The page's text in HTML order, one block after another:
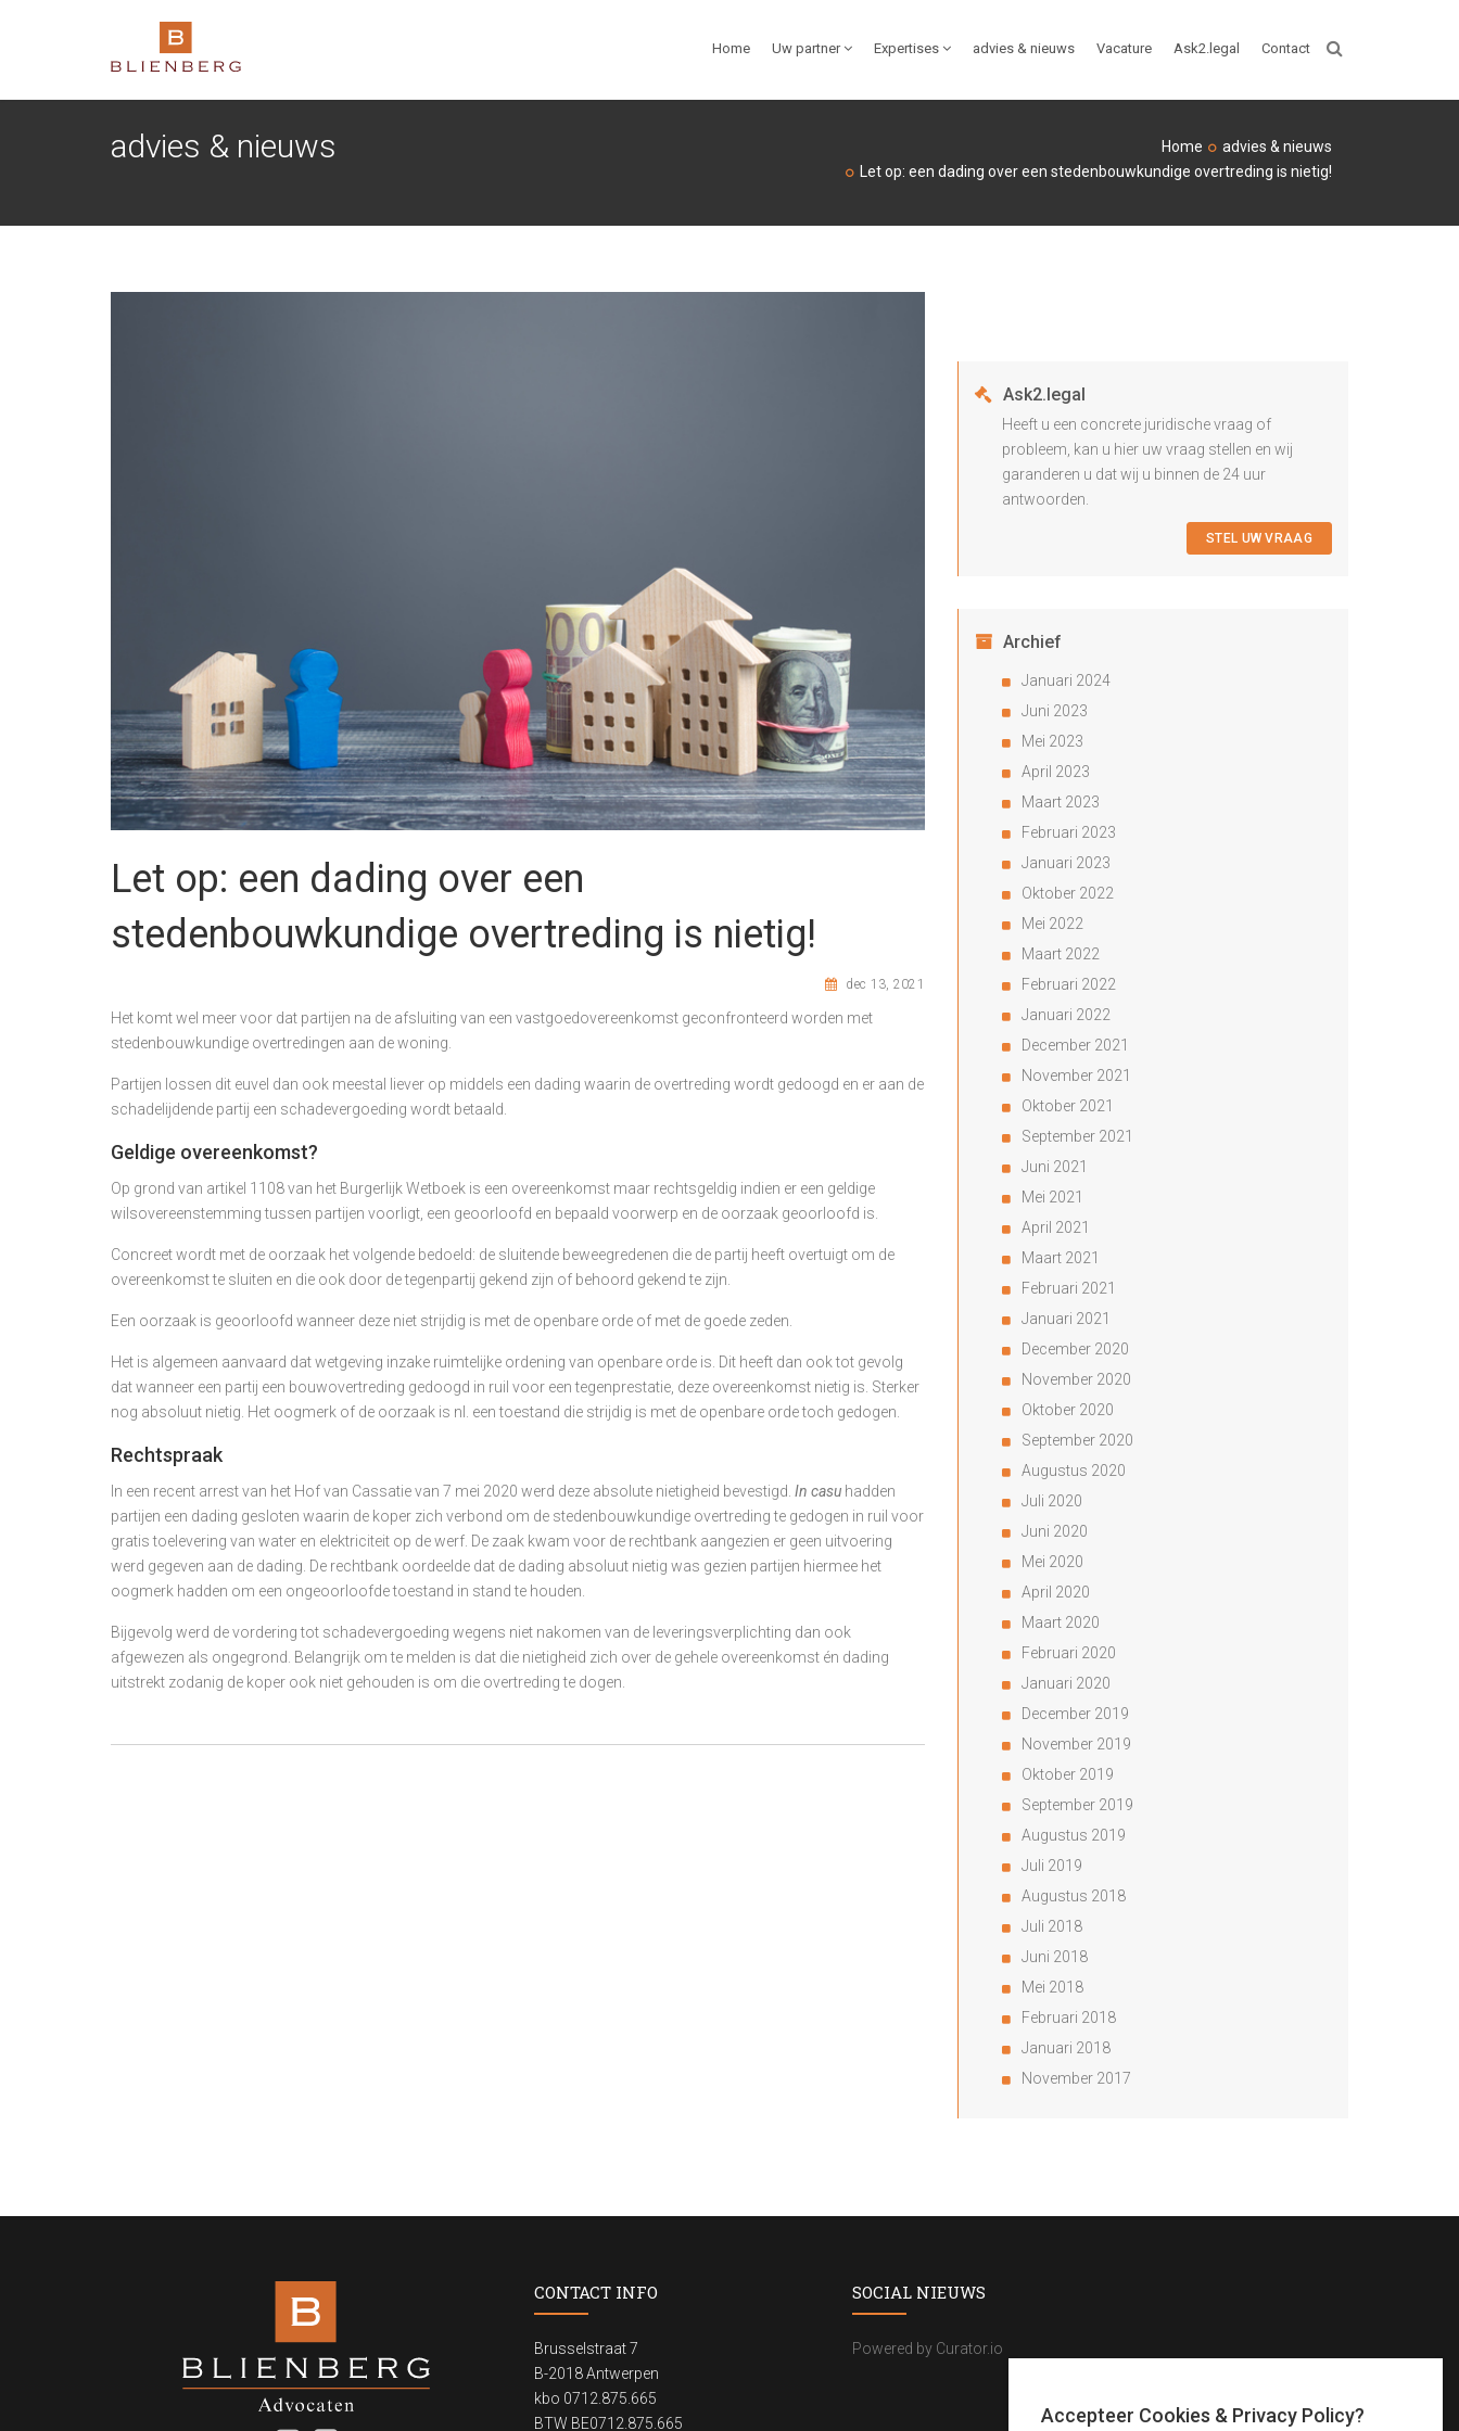
Home Uw partner Expertises advies & nieuws Vacature Ask2.legal Contact
advies & nieuws Home
advies & nieuws
Let op: een dading over een stedenbouwkundige overtreding is nietig!
Let op: een dading over een
stedenbouwkundige overtreding is nietig!
dec 13, 2021
Het komt wel meer voor dat partijen na de afsluiting van een vastgoedovereenkomst geconfronteerd worden met
stedenbouwkundige overtredingen aan de woning.
Partijen lossen dit euvel dan ook meestal liever op middels een dading waarin de overtreding wordt gedoogd en er aan de
schadelijdende partij een schadevergoeding wordt betaald.
Geldige overeenkomst?
Op grond van artikel 1108 van het Burgerlijk Wetboek is een overeenkomst maar rechtsgeldig indien er een geldige
wilsovereenstemming tussen partijen voorligt, een geoorloofd en bepaald voorwerp en de oorzaak geoorloofd is.
Concreet wordt met de oorzaak het volgende bedoeld: de sluitende beweegredenen die de partij heeft overtuigt om de
overeenkomst te sluiten en die ook door de tegenpartij gekend zijn of behoord gekend te zijn.
Een oorzaak is geoorloofd wanneer deze niet strijdig is met de openbare orde of met de goede zeden.
Het is algemeen aanvaard dat wetgeving inzake ruimtelijke ordening van openbare orde is. Dit heeft dan ook tot gevolg
dat wanneer een partij een bouwovertreding gedoogd in ruil voor een tegenprestatie, deze overeenkomst nietig is. Sterker
nog absoluut nietig. Het oogmerk of de oorzaak is nl. een toestand die strijdig is met de openbare orde toch gedogen.
Rechtspraak
In een recent arrest van het Hof van Cassatie van 7 mei 2020 werd deze absolute nietigheid bevestigd. In casu hadden
partijen een dading gesloten waarin de koper zich verbond om de stedenbouwkundige overtreding te gedogen in ruil voor
gratis toelevering van water en elektriciteit op de werf. De zaak kwam voor de rechtbank aangezien er geen uitvoering
werd gegeven aan de dading. De rechtbank oordeelde dat de dading absoluut nietig was gezien partijen hiermee het
oogmerk hadden om een ongeoorloofde toestand in stand te houden.
Bijgevolg werd de vordering tot schadevergoeding wegens niet nakomen van de leveringsverplichting dan ook
afgewezen als ongegrond. Belangrijk om te melden is dat die nietigheid zich over de gehele overeenkomst én dading
uitstrekt zodanig de koper ook niet gehouden is om die overtreding te dogen.
Ask2.legal
Heeft u een concrete juridische vraag of
probleem, kan u hier uw vraag stellen en wij
garanderen u dat wij u binnen de 24 uur
antwoorden.
STEL UW VRAAG
Archief
Januari 2024
Juni 2023
Mei 2023
April 2023
Maart 2023
Februari 2023
Januari 2023
Oktober 2022
Mei 2022
Maart 2022
Februari 2022
Januari 2022
December 2021
November 2021
Oktober 2021
September 2021
Juni 2021
Mei 2021
April 2021
Maart 2021
Februari 2021
Januari 2021
December 2020
November 2020
Oktober 2020
September 2020
Augustus 2020
Juli 2020
Juni 2020
Mei 2020
April 2020
Maart 2020
Februari 2020
Januari 2020
December 2019
November 2019
Oktober 2019
September 2019
Augustus 2019
Juli 2019
Augustus 2018
Juli 2018
Juni 2018
Mei 2018
Februari 2018
Januari 2018
November 2017
CONTACT INFO
Brusselstraat 7
B-2018 Antwerpen
kbo 0712.875.665
BTW BE0712.875.665
SOCIAL NIEUWS
Powered by Curator.io
Accepteer Cookies & Privacy Policy?